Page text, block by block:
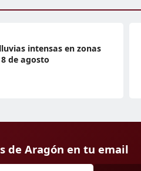
intensas en zonas
de agosto
de Aragón en tu email